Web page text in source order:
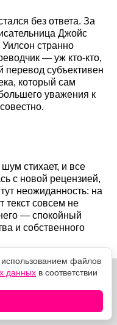
без ответа. За
Джойс
странно
— уж кто-кто,
субъективен
который сам
уважения к
стихает, и все
с новой рецензией,
неожиданность: на
текст совсем не
— спокойный
и собственного
использованием файлов
данных в соответствии